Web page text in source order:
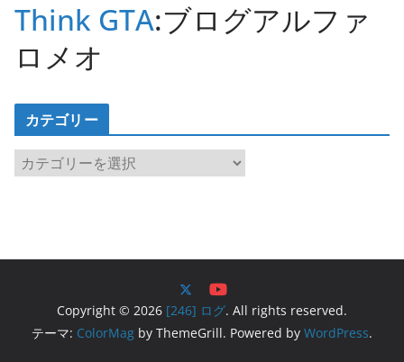
Think GTA:ブログアルファ
ロメオ
カテゴリー
カ
テ
Copyright © 2026 [246] ログ. All rights reserved.
テーマ: ColorMag by ThemeGrill. Powered by WordPress.